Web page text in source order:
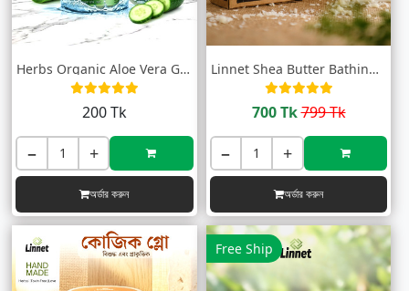
Herbs Organic Aloe Vera Gel (অ্যালোভেরা...
200 Tk
− +
অর্ডার করুন
Linnet Shea Butter Bathing Bar (শিয়া বাট...
700 Tk799 Tk
− +
অর্ডার করুন
Free Ship